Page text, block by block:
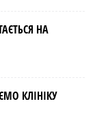
НА
КЛІНІКУ